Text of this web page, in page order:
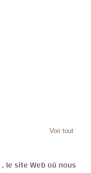
, le site Web où nous